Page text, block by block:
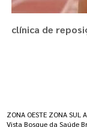
clínica de
ZONA OESTE ZONA SUL
Vista Bosque da Saúde